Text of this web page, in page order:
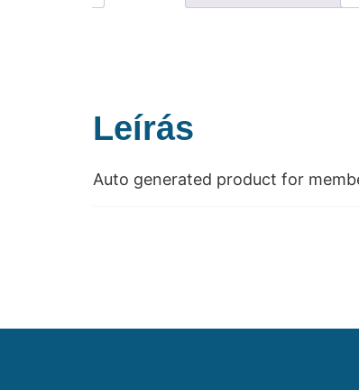
Leírás
Auto generated product for